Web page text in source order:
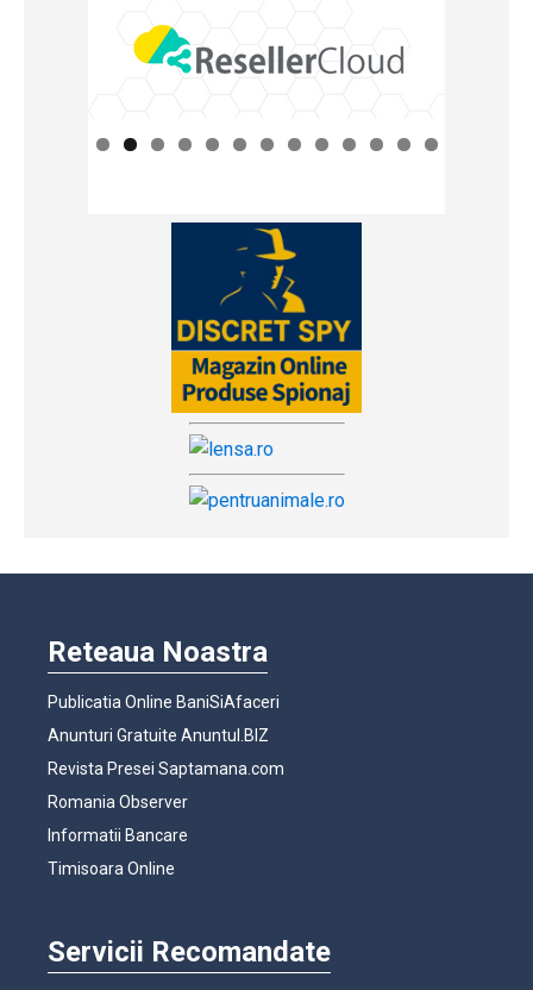
Reteaua Noastra
Publicatia Online BaniSiAfaceri
Anunturi Gratuite Anuntul.BIZ
Revista Presei Saptamana.com
Romania Observer
Informatii Bancare
Timisoara Online
Servicii Recomandate